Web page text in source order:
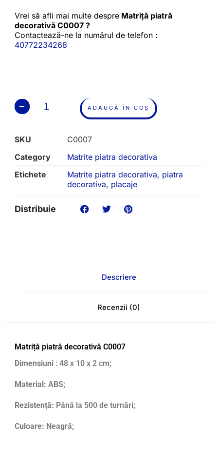
Vrei să afli mai multe despre Matriță piatră
decorativă C0007 ?
Contactează-ne la numărul de telefon :
40772234268
ADAUGĂ ÎN COȘ
SKU
C0007
Category
Matrite piatra decorativa
Etichete
Matrite piatra decorativa, piatra
decorativa, placaje
Distribuie
Descriere
Recenzii (0)
Matriță piatră decorativă C0007
Dimensiuni : 48 x 10 x 2 cm;
Material: ABS;
Rezistență: Până la 500 de turnări;
Culoare: Neagră;